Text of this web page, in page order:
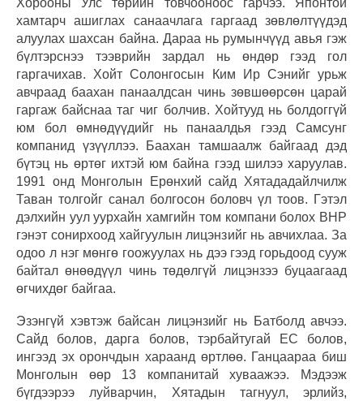
Хорооны Улс төрийн товчооноос гарчээ. Японтой
хамтарч ашиглах санаачлага гаргаад зөвлөлтүүдэд
алуулах шахсан байна. Дараа нь румынчүүд авья гэж
бүлтэрснээ тээврийн зардал нь өндөр гээд гол
гаргачихав. Хойт Солонгосын Ким Ир Сэнийг урьж
авчраад баахан панаалдсан чинь зөвшөөрсөн царай
гаргаж байснаа таг чиг болчив. Хойтууд нь болдоггүй
юм бол өмнөдүүдийг нь панаалдья гээд Самсунг
компанид үзүүллээ. Баахан тамшаалж байгаад дэд
бүтэц нь өртөг ихтэй юм байна гээд шилээ харуулав.
1991 онд Монголын Ерөнхий сайд Хятададайлчилж
Таван толгойг санал болгосон боловч үл тоов. Гэтэл
дэлхийн уул уурхайн хамгийн том компани болох BHP
гэнэт сонирхоод хайгуулын лицэнзийг нь авчихлаа. За
одоо л нэг мөнгө гоожуулах нь дээ гээд горьдоод сууж
байтал өнөөдүүл чинь төдөлгүй лицэнзээ буцаагаад
өгчихдөг байгаа.
Эзэнгүй хэвтэж байсан лицэнзийг нь Батболд авчээ.
Сайд болов, дарга болов, тэрбайтугай ЕС болов,
ингээд эх орончдын хараанд өртлөө. Ганцаараа биш
Монголын өөр 13 компанитай хуваажээ. Мэдээж
бүгдээрээ луйварчин, Хятадын тагнуул, эрлийз,